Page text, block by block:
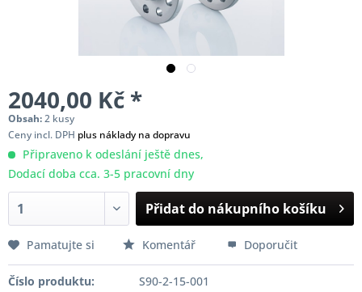
2040,00 Kč *
Obsah:2 kusy
Ceny incl. DPH plus náklady na dopravu
Připraveno k odeslání ještě dnes,
Dodací doba cca. 3-5 pracovní dny
Přidat do nákupního košíku
Pamatujte si Komentář Doporučit
Číslo produktu:
S90-2-15-001